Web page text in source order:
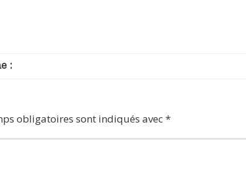
:
obligatoires sont indiqués avec*